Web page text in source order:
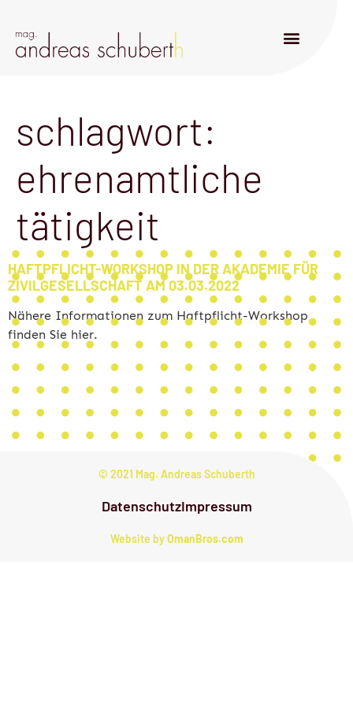
schlagwort:
ehrenamtliche
tätigkeit
HAFTPFLICHT-WORKSHOP IN DER AKADEMIE FÜR
ZIVILGESELLSCHAFT AM 03.03.2022
Nähere Informationen zum Haftpflicht-Workshop
finden Sie hier.
© 2021 Mag. Andreas Schuberth
DatenschutzImpressum
Website byOmanBros.com